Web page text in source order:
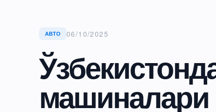
АВТО 06/10/2025
машиналари